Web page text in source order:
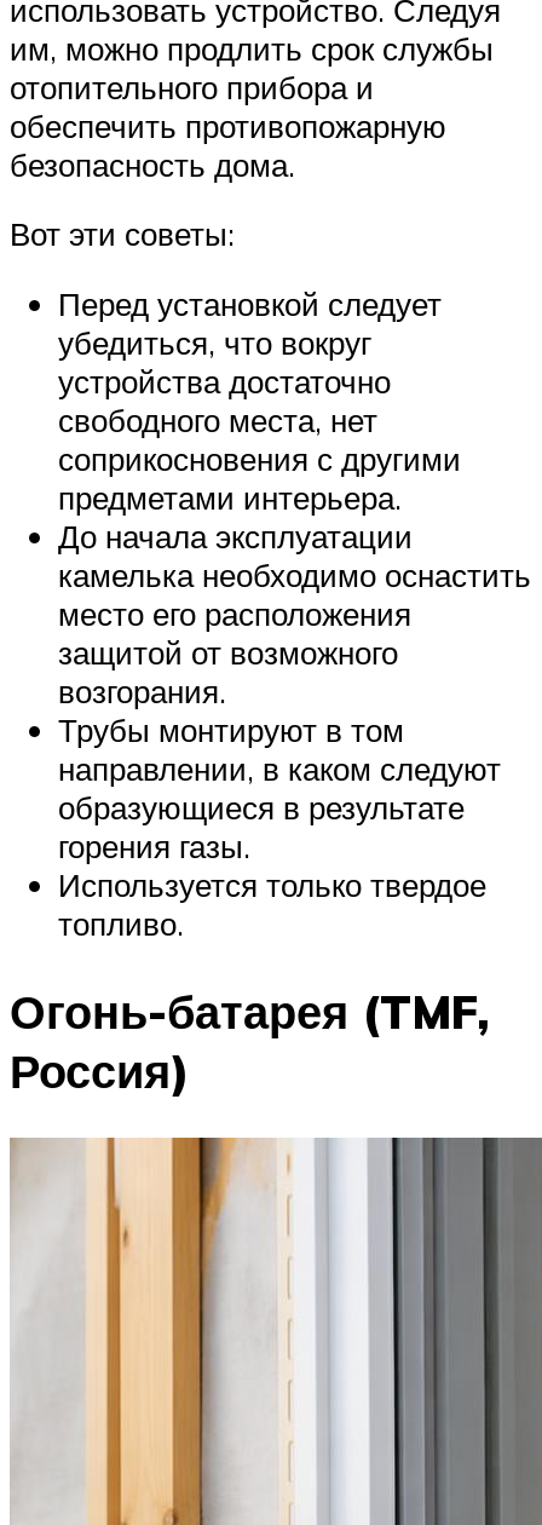
использовать устройство. Следуя
им, можно продлить срок службы
отопительного прибора и
обеспечить противопожарную
безопасность дома.
Вот эти советы:
Перед установкой следует
убедиться, что вокруг
устройства достаточно
свободного места, нет
соприкосновения с другими
предметами интерьера.
До начала эксплуатации
камелька необходимо оснастить
место его расположения
защитой от возможного
возгорания.
Трубы монтируют в том
направлении, в каком следуют
образующиеся в результате
горения газы.
Используется только твердое
топливо.
Огонь-батарея (TMF,
Россия)